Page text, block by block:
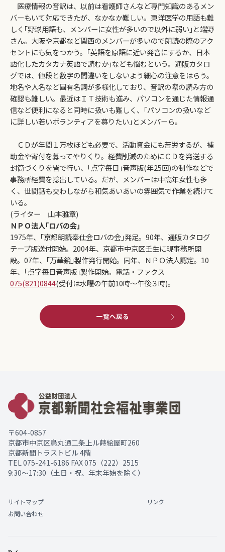
医療情報の音訳は、以前は看護師さんなど専門知識のあるメン
バーもいて対応できたが、なかなか難しい。東洋医学の用語も難
しく｢野球用語も、メンバーに女性が多いので以外に弱い｣と端野
さん。大阪や京都など関西のメンバーが多いので朗読の際のアク
セントにも気をつかう。｢英語を原語に近い発音にするか、日本
語化したカタカナ英語で読むか｣なども悩むという。通販カタロ
グでは、値段と数字の間違いをしないよう細心の注意をはらう。
地名や人名など固有名詞が多様化しており、音訳の際の読み方の
確認も難しい。最近はＩＴ技術も進み、パソコンを通じた情報通
信など便利になると同時に扱いも難しく、｢パソコンの扱いなど
に詳しい若いボランティアを募りたい｣とメンバーら。
ＣＤが年間１万枚ほども必要で、活動資金にも苦労するが、補
助金や寄付を募ってやりくり。経費削減のためにＣＤを発送する
封筒づくりを皆で行い、｢点字毎日｣音声版(年25回)の制作などで
事務所経費を捻出している。だが、メンバーは中高年女性も多
く、世間話も交わしながら和気あいあいの雰囲気で作業を続けて
いる。
(ライター 山本雅章)
ＮＰＯ法人｢ロバの会｣
1975年、｢京都朗読奉仕会ロバの会｣発足。90年、通販カタログ
テープ版送付開始。2004年、京都市中京区壬生に現事務所開
設。07年、｢万華鏡｣製作発行開始。同年、ＮＰＯ法人認定。10
年、｢点字毎日音声版｣製作開始。電話・ファクス
075(821)0844(受付は水曜の午前10時～午後３時)。
一覧へ戻る
〒604-0857
京都市中京区烏丸通二条上ル蒔絵屋町260
京都新聞トラストビル 4階
TEL 075-241-6186 FAX 075（222）2515
9:30～17:30（土日・祝、年末年始を除く）
サイトマップ
リンク
お問い合わせ